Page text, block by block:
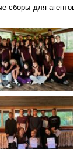
сбо­ры для